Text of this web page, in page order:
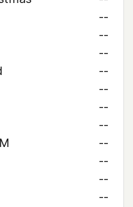
--
--
--
--
--
--
--
--
--
--
--